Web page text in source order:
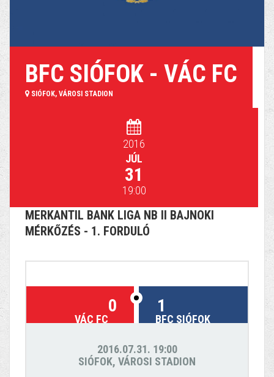
BFC SIÓFOK - VÁC FC
SIÓFOK, VÁROSI STADION
2016
JÚL
31
19:00
MERKANTIL BANK LIGA NB II BAJNOKI
MÉRKŐZÉS - 1. FORDULÓ
0
VÁC FC
1
BFC SIÓFOK
2016.07.31. 19:00
SIÓFOK, VÁROSI STADION
MÉDIA